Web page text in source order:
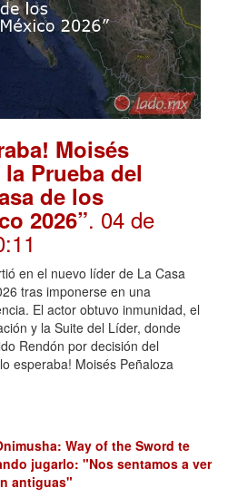
Moisés
Prueba del
de los
2026”. 04 de
en el nuevo líder de La Casa
tras imponerse en una
El actor obtuvo inmunidad, el
y la Suite del Líder, donde
Rendón por decisión del
esperaba! Moisés Peñaloza
Way of the Sword te
jugarlo: "Nos sentamos a ver
antiguas"